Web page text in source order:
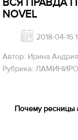
NOVEL
2018-04-16
Автор: Ирина
Рубрика:
Почему ресницы